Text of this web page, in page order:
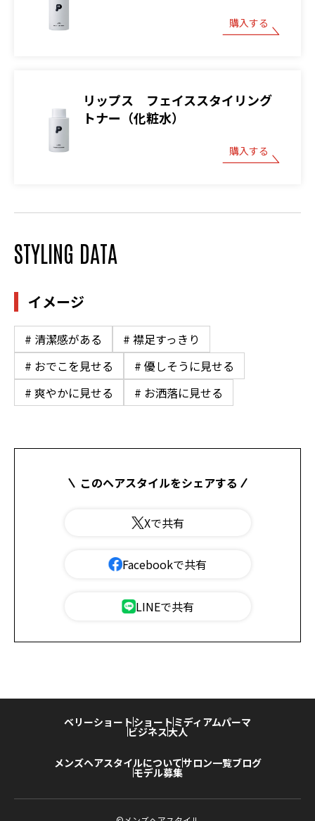
購入する
リップス フェイススタイリング
トナー（化粧水）
購入する
STYLING DATA
イメージ
# 清潔感がある
# 襟足すっきり
# おでこを見せる
# 優しそうに見せる
# 爽やかに見せる
# お洒落に見せる
このヘアスタイルをシェアする
Xで共有
Facebookで共有
LINEで共有
ベリーショートショート ミディアムパーマ
ビジネス大人
メンズヘアスタイルについてサロン一覧ブログ
モデル募集